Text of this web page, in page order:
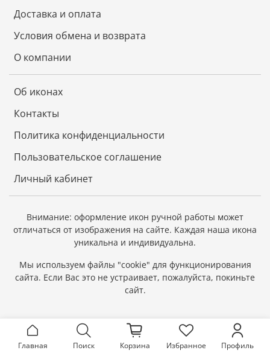
Доставка и оплата
Условия обмена и возврата
О компании
Об иконах
Контакты
Политика конфиденциальности
Пользовательское соглашение
Личный кабинет
Внимание: оформление икон ручной работы может
отличаться от изображения на сайте. Каждая наша икона
уникальна и индивидуальна.
Мы используем файлы "cookie" для функционирования
сайта. Если Вас это не устраивает, пожалуйста, покиньте
сайт.
Главная Поиск Корзина Избранное Профиль